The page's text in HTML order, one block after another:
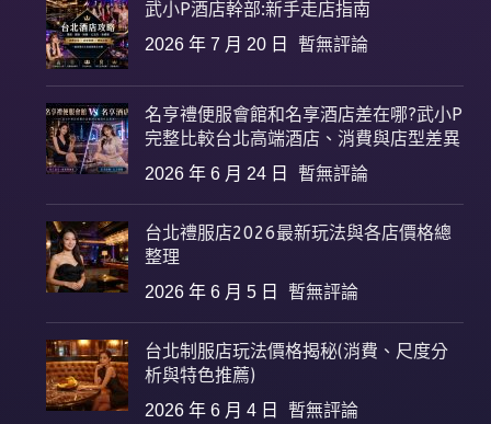
武小P酒店幹部:新手走店指南
2026 年 7 月 20 日 暫無評論
名亨禮便服會館和名享酒店差在哪?武小P
完整比較台北高端酒店、消費與店型差異
2026 年 6 月 24 日 暫無評論
台北禮服店2026最新玩法與各店價格總
整理
2026 年 6 月 5 日 暫無評論
台北制服店玩法價格揭秘(消費、尺度分
析與特色推薦)
2026 年 6 月 4 日 暫無評論